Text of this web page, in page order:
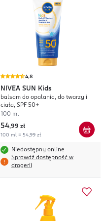
4,8
NIVEA SUN Kids
balsam do opalania, do twarzy i
ciała, SPF 50+
100 ml
54,99 zł
100 ml = 54,99 zł
Niedostępny online
Sprawdź dostępność w
drogerii